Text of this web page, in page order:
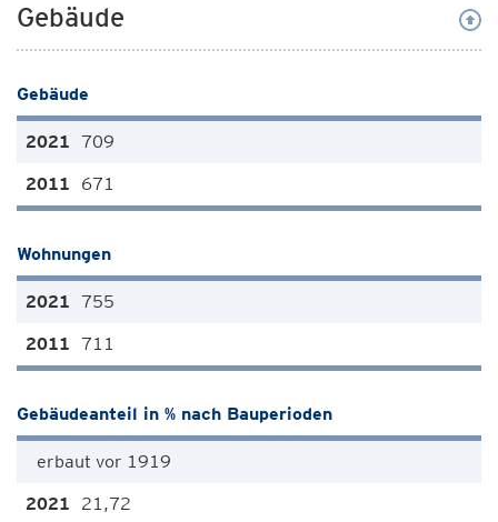
Gebäude
Gebäude
709
671
Wohnungen
755
711
Gebäudeanteil in % nach Bauperioden
erbaut vor 1919
21,72